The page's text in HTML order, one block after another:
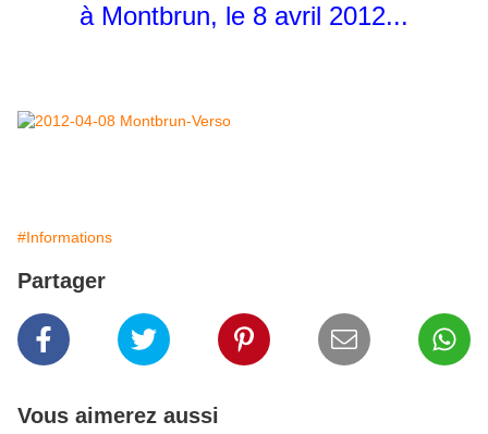
à Montbrun, le 8 avril 2012...
#Informations
Partager
Vous aimerez aussi